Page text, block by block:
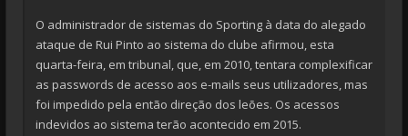
O administrador de sistemas do Sporting à data do alegado
ataque de Rui Pinto ao sistema do clube afirmou, esta
quarta-feira, em tribunal, que, em 2010, tentara complexificar
as passwords de acesso aos e-mails seus utilizadores, mas
foi impedido pela então direção dos leões. Os acessos
indevidos ao sistema terão acontecido em 2015.